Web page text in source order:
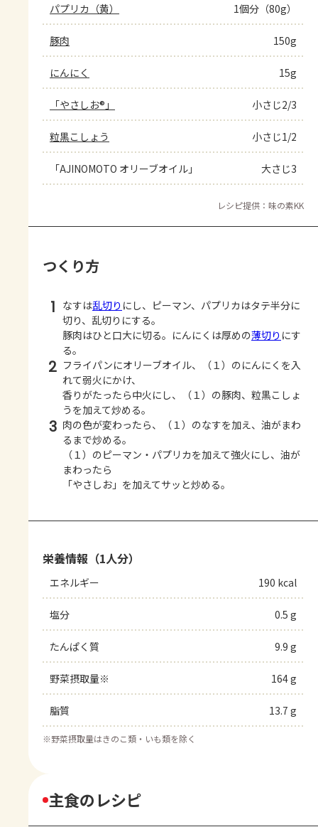
パプリカ（黄） 1個分（80g）
豚肉 150g
にんにく 15g
「やさしお®」 小さじ2/3
粒黒こしょう 小さじ1/2
「AJINOMOTO オリーブオイル」 大さじ3
レシピ提供：味の素KK
つくり方
1 なすは乱切り にし、ピーマン、パプリカはタテ半分に
切り、乱切りにする。
豚肉はひと口大に切る。にんにくは厚めの薄切り にす
る。
2 フライパンにオリーブオイル、（１）のにんにくを入
れて弱火にかけ、
香りがたったら中火にし、（１）の豚肉、粒黒こしょ
うを加えて炒める。
3 肉の色が変わったら、（１）のなすを加え、油がまわ
るまで炒める。
（１）のピーマン・パプリカを加えて強火にし、油が
まわったら
「やさしお」を加えてサッと炒める。
栄養情報（1人分）
エネルギー 190 kcal
塩分 0.5 g
たんぱく質 9.9 g
野菜摂取量※ 164 g
脂質 13.7 g
※野菜摂取量はきのこ類・いも類を除く
主食のレシピ